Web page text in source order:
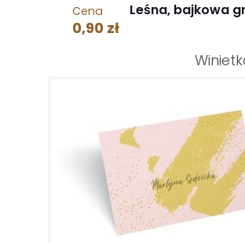
Cena
0,90 zł
Leśna, bajkowa